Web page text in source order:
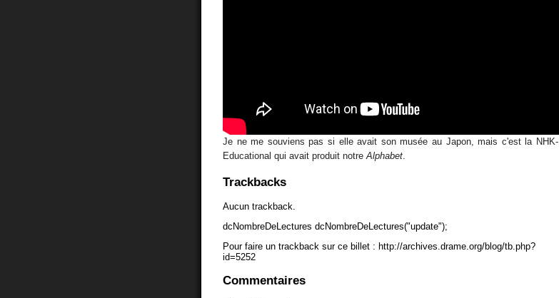
Je ne me souviens pas si elle avait son musée au Japon, mais c'est la NHK-
Educational qui avait produit notre Alphabet
Trackbacks
Aucun trackback.
dcNombreDeLectures dcNombreDeLectures("update");
Pour faire un trackback sur ce billet : http://archives.drame.org/blog/tb.php?
id=5252
Commentaires